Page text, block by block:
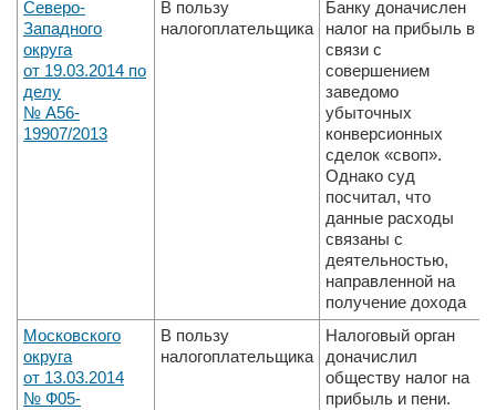
Северо­-
Западного
округа
от 19.03.2014 по
делу
№ А56­
19907/2013
В пользу
налогоплательщика
Банку доначислен
налог на прибыль в
связи с
совершением
заведомо
убыточных
конверсионных
сделок «своп».
Однако суд
посчитал, что
данные расходы
связаны с
деятельностью,
направленной на
получение дохода
Московского
округа
от 13.03.2014
№ Ф05­
В пользу
налогоплательщика
Налоговый орган
доначислил
обществу налог на
прибыль и пени.